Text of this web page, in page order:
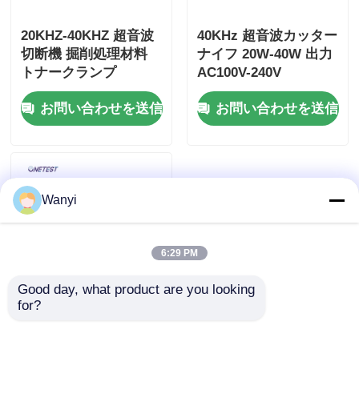
20KHZ-40KHZ 超音波
切断機 掘削処理材料
トナークランプ
お問い合わせを送信
40KHz 超音波カッター
ナイフ 20W-40W 出力
AC100V-240V
お問い合わせを送信
Wanyi
6:29 PM
Good day, what product are you looking
for?